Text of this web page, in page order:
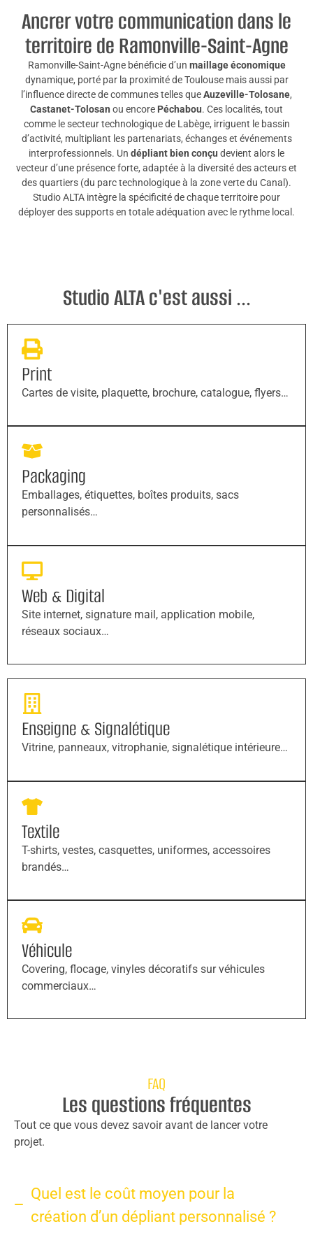
Ancrer votre communication dans le
territoire de Ramonville-Saint-Agne
Ramonville-Saint-Agne bénéficie d’un maillage économique
dynamique, porté par la proximité de Toulouse mais aussi par
l’influence directe de communes telles queAuzeville-Tolosane,
Castanet-Tolosan ou encore Péchabou. Ces localités, tout
comme le secteur technologique de Labège, irriguent le bassin
d’activité, multipliant les partenariats, échanges et événements
interprofessionnels. Un dépliant bien conçu devient alors le
vecteur d’une présence forte, adaptée à la diversité des acteurs et
des quartiers (du parc technologique à la zone verte du Canal).
Studio ALTA intègre la spécificité de chaque territoire pour
déployer des supports en totale adéquation avec le rythme local.
Studio ALTA c'est aussi ...
Print
Cartes de visite, plaquette, brochure, catalogue, flyers…
Packaging
Emballages, étiquettes, boîtes produits, sacs
personnalisés…
Web & Digital
Site internet, signature mail, application mobile,
réseaux sociaux…
Enseigne & Signalétique
Vitrine, panneaux, vitrophanie, signalétique intérieure…
Textile
T-shirts, vestes, casquettes, uniformes, accessoires
brandés…
Véhicule
Covering, flocage, vinyles décoratifs sur véhicules
commerciaux…
FAQ
Les questions fréquentes
Tout ce que vous devez savoir avant de lancer votre
projet.
Quel est le coût moyen pour la
création d’un dépliant personnalisé ?